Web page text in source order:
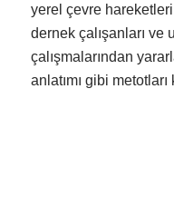
yerel çevre
dernek çalışanları ve
çalışmalarından
anlatımı gibi